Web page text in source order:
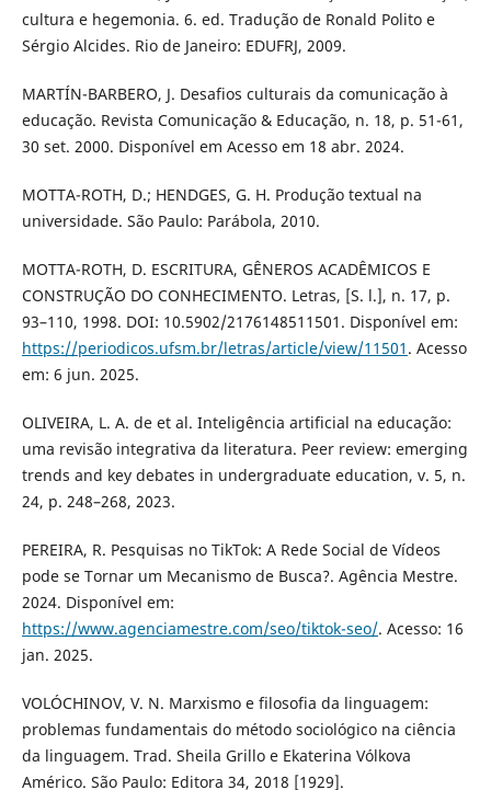
cultura e hegemonia. 6. ed. Tradução de Ronald Polito e
Sérgio Alcides. Rio de Janeiro: EDUFRJ, 2009.
MARTÍN-BARBERO, J. Desafios culturais da comunicação à
educação. Revista Comunicação & Educação, n. 18, p. 51-61,
30 set. 2000. Disponível em Acesso em 18 abr. 2024.
MOTTA-ROTH, D.; HENDGES, G. H. Produção textual na
universidade. São Paulo: Parábola, 2010.
MOTTA-ROTH, D. ESCRITURA, GÊNEROS ACADÊMICOS E
CONSTRUÇÃO DO CONHECIMENTO. Letras, [S. l.], n. 17, p.
93–110, 1998. DOI: 10.5902/2176148511501. Disponível em:
https://periodicos.ufsm.br/letras/article/view/11501 . Acesso
em: 6 jun. 2025.
OLIVEIRA, L. A. de et al. Inteligência artificial na educação:
uma revisão integrativa da literatura. Peer review: emerging
trends and key debates in undergraduate education, v. 5, n.
24, p. 248–268, 2023.
PEREIRA, R. Pesquisas no TikTok: A Rede Social de Vídeos
pode se Tornar um Mecanismo de Busca?. Agência Mestre.
2024. Disponível em:
https://www.agenciamestre.com/seo/tiktok-seo/. Acesso: 16
jan. 2025.
VOLÓCHINOV, V. N. Marxismo e filosofia da linguagem:
problemas fundamentais do método sociológico na ciência
da linguagem. Trad. Sheila Grillo e Ekaterina Vólkova
Américo. São Paulo: Editora 34, 2018 [1929].